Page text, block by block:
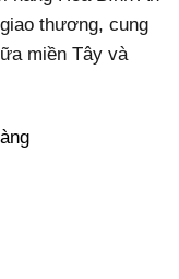
thương, cung
miền Tây và